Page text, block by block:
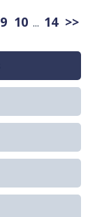
9 10 ... 14 >>